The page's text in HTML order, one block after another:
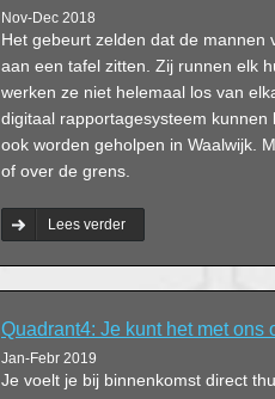
Nov-Dec 2018
Het gebeurt zelden dat de mannen
aan een tafel zitten. Zij runnen elk
werken ze niet helemaal los van
digitaal rapportagesysteem kunnen
ook worden geholpen in Waalwijk.
of over de grens.
Lees verder
Quadrant4: Je kunt het met ons
Jan-Febr 2019
Je voelt je bij binnenkomst direct